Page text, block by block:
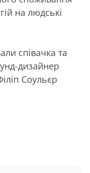
на людські
співачка та
дизайнер
Соульєр